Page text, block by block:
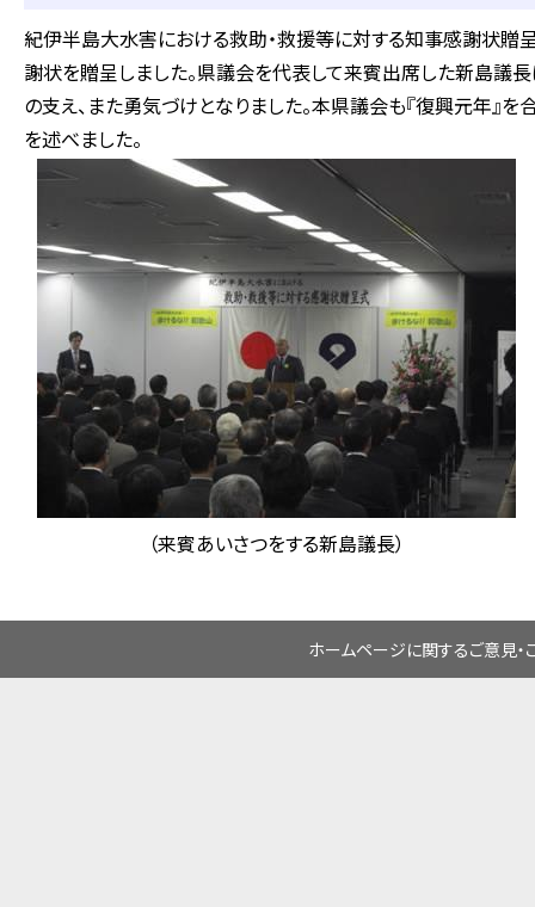
紀伊半島大水害における救助・救援等に対する知事感謝状贈
謝状を贈呈しました。県議会を代表して来賓出席した新島議
の支え、また勇気づけとなりました。本県議会も『復興元年』
を述べました。
（来賓あいさつをする新島議長）
ホームページに関するご意見・